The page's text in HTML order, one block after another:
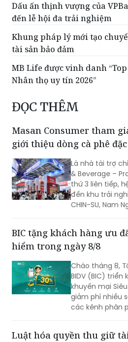
Dấu ấn thịnh vượng của
đến lễ hội đa trải nghiệm
Khung pháp lý mới tạo
tài sản bảo đảm
MB Life được vinh danh
Nhân thọ uy tín 2026”
ĐỌC THÊM
Masan Consumer tham
giới thiệu dòng cà phê
Là nhà tài trợ
& Beverage –
thứ 3 liên tiếp,
đến khu trải
CHIN-SU, Nam
hiện tại triển
ngày 6-8/8/
BIC tặng khách hàng ưu
hiểm trong ngày 8/8
Chào tháng 8,
BIDV (BIC) triển
khuyến mại
giảm phí nhiều
các kênh phân
Luật hóa quyền thu giữ